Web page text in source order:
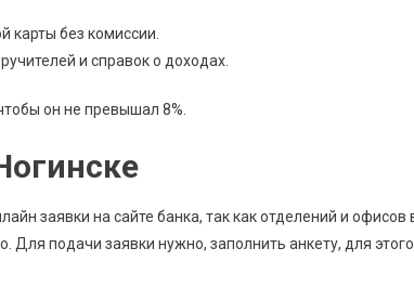
карты без комиссии.
и справок о доходах.
он не превышал 8%.
заявки на сайте банка, так как отделений и офисов
Для подачи заявки нужно, заполнить анкету, для этого